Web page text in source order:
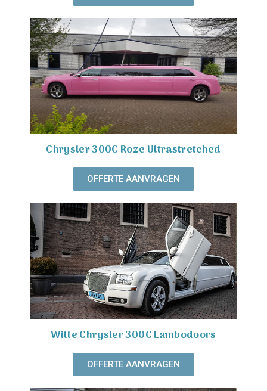
Chrysler 300C Roze Ultrastretched
OFFERTE AANVRAGEN
Witte Chrysler 300C Lambodoors
OFFERTE AANVRAGEN